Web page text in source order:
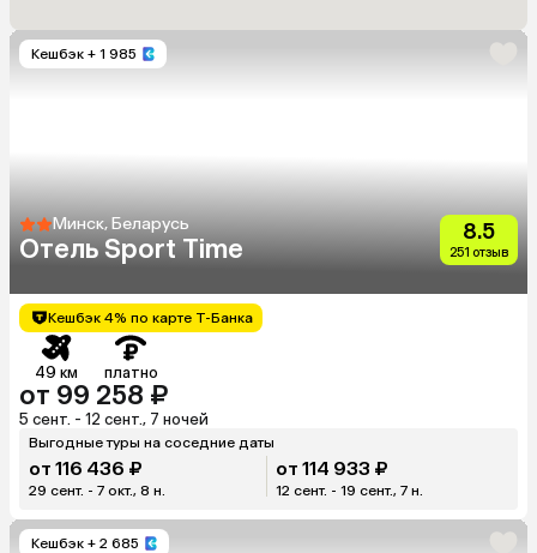
Кешбэк + 1 985
Минск, Беларусь
Отель Sport Time
8.5
251 отзыв
Кешбэк 4% по карте Т-Банка
49 км платно
от 99 258 ₽
5 сент. - 12 сент., 7 ночей
Выгодные туры на соседние даты
от 116 436 ₽
29 сент. - 7 окт., 8 н.
от 114 933 ₽
12 сент. - 19 сент., 7 н.
Кешбэк + 2 685